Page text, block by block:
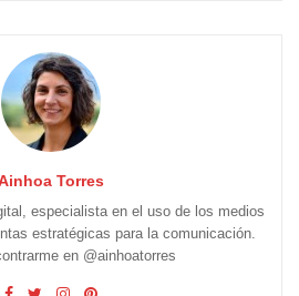
Torres
especialista en el uso de los medios
estratégicas para la comunicación.
en @ainhoatorres